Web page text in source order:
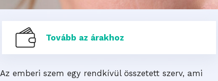
Tovább az árakhoz
Az emberi szem egy rendkívül összetett szerv, ami